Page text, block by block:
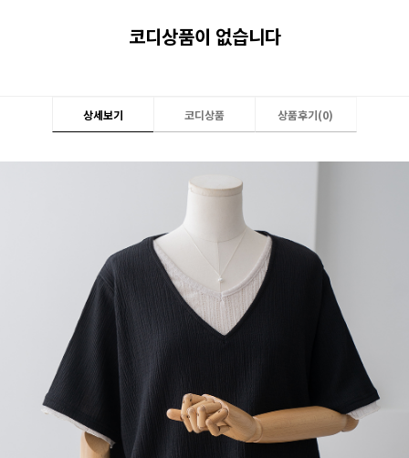
코디상품이 없습니다
상세보기 코디상품 상품후기(0)